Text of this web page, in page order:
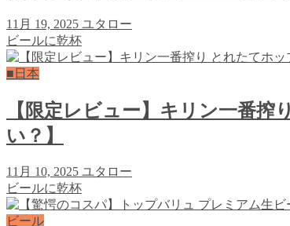
11月 19, 2025 ユタロー
ビールに乾杯
■日本
【限定レビュー】キリン一番
い？】
11月 10, 2025 ユタロー
ビールに乾杯
ビール